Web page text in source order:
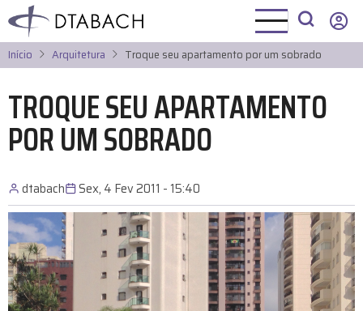
Pular
para
conteúdo
principal
Início Arquitetura Troque seu apartamento por um sobrado
TROQUE SEU APARTAMENTO
POR UM SOBRADO
dtabach Sex, 4 Fev 2011 - 15:40